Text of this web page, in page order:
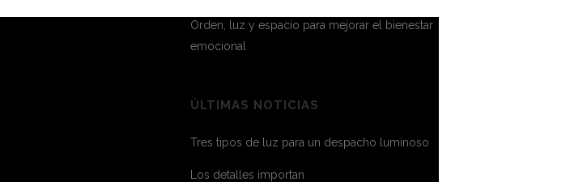
Orden, luz y espacio para mejorar el bienestar
emocional
ÚLTIMAS NOTICIAS
Tres tipos de luz para un despacho luminoso
Los detalles importan